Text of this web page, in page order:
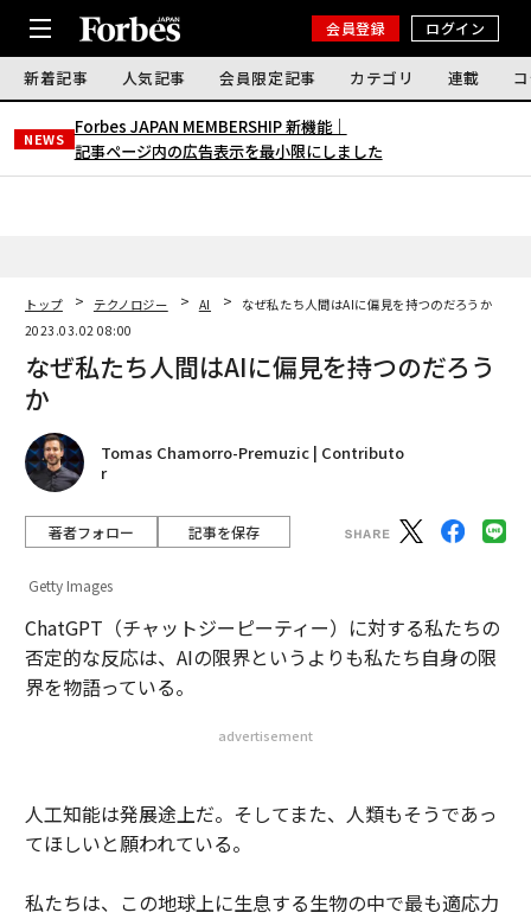
会員登録 ログイン
新着記事 人気記事 会員限定記事 カテゴリ 連載
NEWS
Forbes JAPAN MEMBERSHIP 新機能｜
記事ページ内の広告表示を最小限にしました
トップ テクノロジー AI
なぜ私たち人間はAIに偏見を持つのだろうか
2023.03.02 08:00
なぜ私たち人間はAIに偏見を持つのだろう
か
Tomas Chamorro-Premuzic | Contributo
r
著者フォロー 記事を保存
Getty Images
ChatGPT（チャットジーピーティー）に対する私たちの
否定的な反応は、AIの限界というよりも私たち自身の限
界を物語っている。
advertisement
人工知能は発展途上だ。そしてまた、人類もそうであっ
てほしいと願われている。
私たちは、この地球上に生息する生物の中で最も適応力